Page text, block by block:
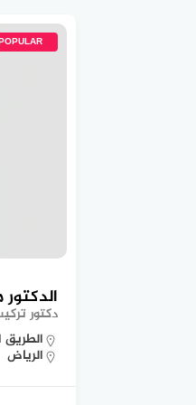
دكتور
الطريق
الرياض